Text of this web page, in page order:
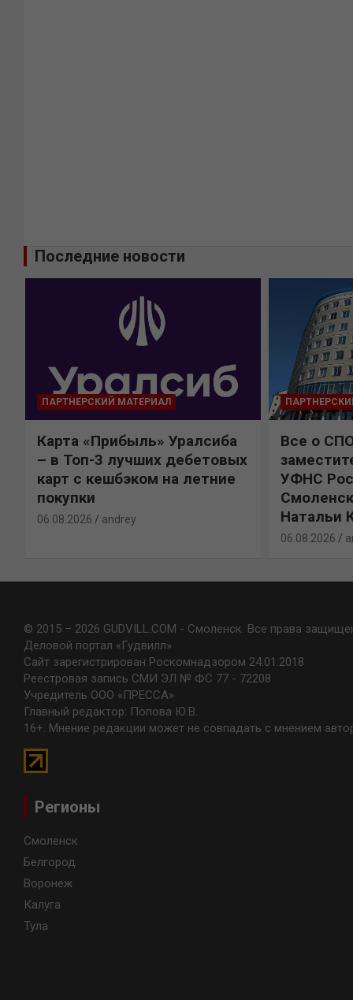
Последние новости
ПАРТНЕРСКИЙ МАТЕРИАЛ
Карта «Прибыль» Уралсиба
– в Топ-3 лучших дебетовых
карт с кешбэком на летние
покупки
06.08.2026 andrey
Все о
УФНС
Натальи
06.08.2026
© 2015 – 2026 GUDVILL.COM - Смоленск. Все права
Деловой портал «Гудвилл»
Сайт зарегистрирован Роскомнадзором 24.01.2018
Реестровая запись СМИ ЭЛ № ФС 77 - 72208
Учредитель ООО «ПРЕССА»
Главный редактор: Попова Ю.В.
16+. Мнение редакции может не совпадать с мнением
Регионы
Смоленск
Белгород
Воронеж
Калуга
Тула